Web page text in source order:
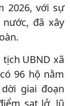
2026, với sự
đã xây
UBND xã
96 hộ nằm
giai đoạn
sạt lở, lũ